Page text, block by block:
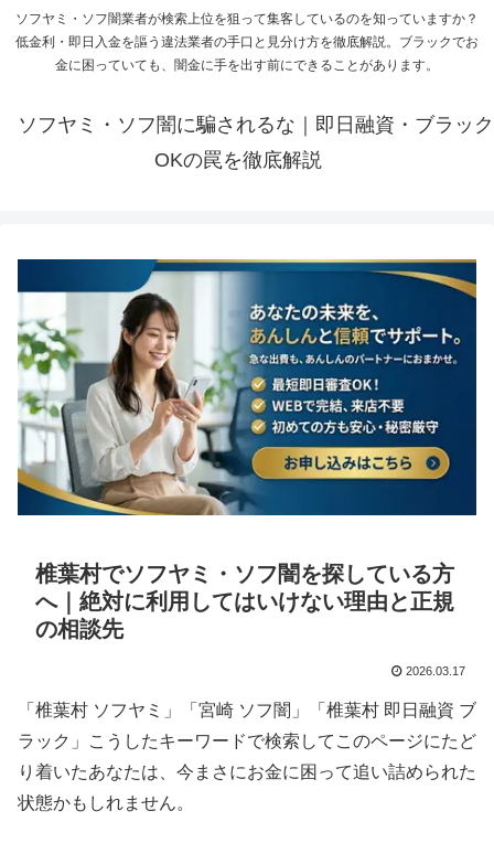
ソフヤミ・ソフ闇業者が検索上位を狙って集客しているのを知っていますか？
低金利・即日入金を謳う違法業者の手口と見分け方を徹底解説。ブラックでお
金に困っていても、闇金に手を出す前にできることがあります。
ソフヤミ・ソフ闇に騙されるな｜即日融資・ブラック
OKの罠を徹底解説
椎葉村でソフヤミ・ソフ闇を探している方
へ｜絶対に利用してはいけない理由と正規
の相談先
2026.03.17
「椎葉村 ソフヤミ」「宮崎 ソフ闇」「椎葉村 即日融資 ブ
ラック」こうしたキーワードで検索してこのページにたど
り着いたあなたは、今まさにお金に困って追い詰められた
状態かもしれません。